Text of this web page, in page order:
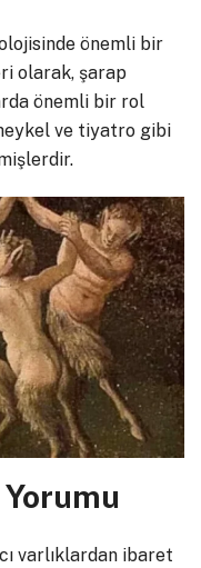
önemli bir
olarak, şarap
önemli bir rol
ve tiyatro gibi
varlıklardan ibaret